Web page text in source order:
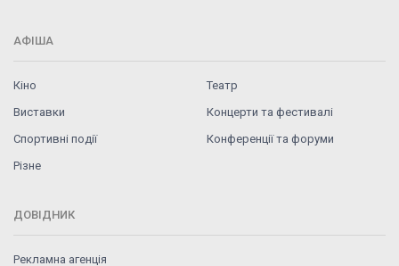
АФІША
Кіно
Театр
Виставки
Концерти та фестивалі
Спортивні події
Конференції та форуми
Різне
ДОВІДНИК
Рекламна агенція